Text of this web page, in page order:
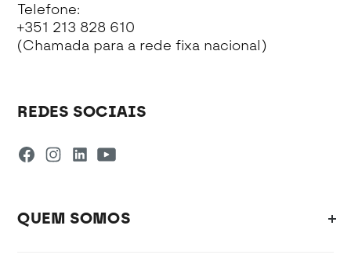
Telefone:
+351 213 828 610
(Chamada para a rede fixa nacional)
REDES SOCIAIS
QUEM SOMOS